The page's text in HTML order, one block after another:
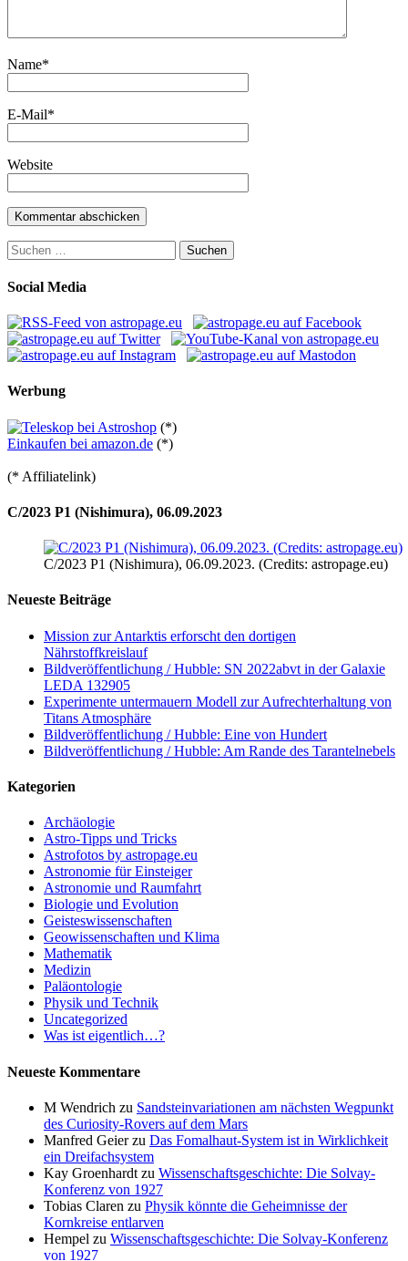
Name*
E-Mail*
Website
Suchen
nach:
Social Media
Werbung
(*)
Einkaufen bei amazon.de (*)
(* Affiliatelink)
C/2023 P1 (Nishimura), 06.09.2023
C/2023 P1 (Nishimura), 06.09.2023. (Credits: astropage.eu)
Neueste Beiträge
Mission zur Antarktis erforscht den dortigen
Nährstoffkreislauf
Bildveröffentlichung / Hubble: SN 2022abvt in der Galaxie
LEDA 132905
Experimente untermauern Modell zur Aufrechterhaltung von
Titans Atmosphäre
Bildveröffentlichung / Hubble: Eine von Hundert
Bildveröffentlichung / Hubble: Am Rande des Tarantelnebels
Kategorien
Archäologie
Astro-Tipps und Tricks
Astrofotos by astropage.eu
Astronomie für Einsteiger
Astronomie und Raumfahrt
Biologie und Evolution
Geisteswissenschaften
Geowissenschaften und Klima
Mathematik
Medizin
Paläontologie
Physik und Technik
Uncategorized
Was ist eigentlich…?
Neueste Kommentare
M Wendrich zu Sandsteinvariationen am nächsten Wegpunkt
des Curiosity-Rovers auf dem Mars
Manfred Geierzu Das Fomalhaut-System ist in Wirklichkeit
ein Dreifachsystem
Kay Groenhardt zu Wissenschaftsgeschichte: Die Solvay-
Konferenz von 1927
Tobias Claren zu Physik könnte die Geheimnisse der
Kornkreise entlarven
Hempel zu Wissenschaftsgeschichte: Die Solvay-Konferenz
von 1927